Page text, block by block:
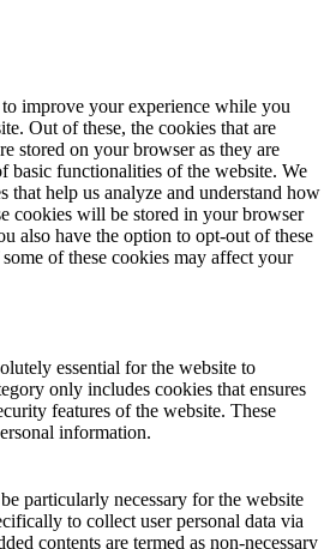
improve your experience while you
Out of these, the cookies that are
stored on your browser as they are
basic functionalities of the website. We
that help us analyze and understand how
cookies will be stored in your browser
also have the option to opt-out of these
of these cookies may affect your
essential for the website to
only includes cookies that ensures
features of the website. These
information.
particularly necessary for the website
to collect user personal data via
contents are termed as non-necessary